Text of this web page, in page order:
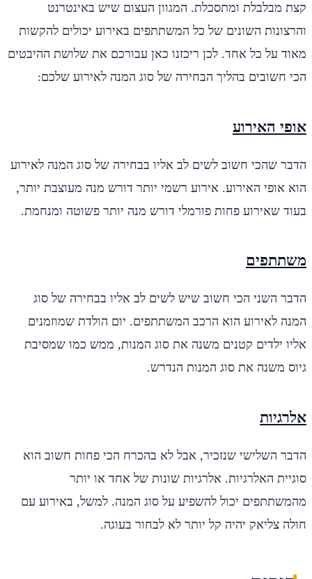
קצת מבלבלת ומתסכלת. המגוון העצום שיש באינטרנט
והרצונות השונים של כל המשתתפים באירוע יכולים להקשות
מאוד על כל אחד. לכן ריכזנו כאן עבורכם את שלושת ההיבטים
הכי חשובים בהליך הבחירה של סוג המנה לאירוע שלכם:
אופי האירוע
הדבר שהכי חשוב לשים לב אליו בבחירה של סוג המנה לאירוע
הוא אופי האירוע. אירוע רשמי יותר דורש מנה מעוצבת יותר,
בעוד שאירוע פחות פורמלי דורש מנה יותר פשוטה ומנחמת.
משתתפים
הדבר השני הכי חשוב שיש לשים לב אליו בבחירה של סוג
המנה לאירוע הוא הרכב המשתתפים. יום הולדת שמוזמנים
אליו ילדים קטנים משנה את סוג המנות, ממש כמו שמסיבת
גיוס משנה את סוג המנות הנדרש.
אלרגיות
הדבר השלישי שנזכיר, אבל לא בהכרח הכי פחות חשוב הוא
סוגיית האלרגיות. אלרגיות שונות של אחד או יותר
מהמשתתפים יכול להשפיע על סוג המנה. למשל, באירוע עם
חולה צליאק יהיה קל יותר לא לבחור בעוגה.